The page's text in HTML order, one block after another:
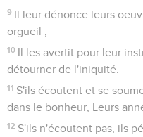
9 Il leur dénonce leurs
orgueil ;
10 Il les avertit pour leur
détourner de l'iniquité.
11 S'ils écoutent et se
dans le bonheur, Leurs
12 S'ils n'écoutent pas, ils